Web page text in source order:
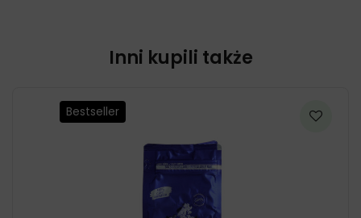
Inni kupili także
Bestseller